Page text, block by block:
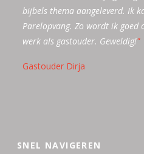
bijbels thema aangeleverd. Ik
Parelopvang. Zo wordt ik goed
werk als gastouder. Geweldig!"
Gastouder Dirja
waarde heeft. "
overleggen/vragen. Ook in de
vaak nuttige informatie.
een christelijk bureau en
SNEL NAVIGEREN